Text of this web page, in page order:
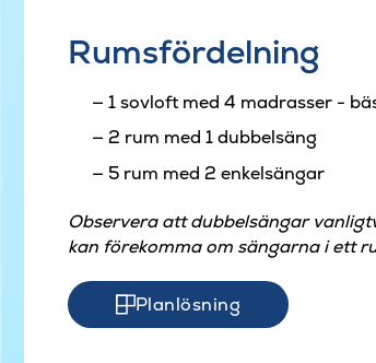
Rumsfördelning
1 sovloft med 4 madrasser -
2 rum med 1 dubbelsäng
5 rum med 2 enkelsängar
Observera att dubbelsängar
kan förekomma om sängarna i ett
Planlösning